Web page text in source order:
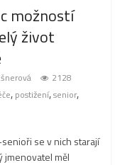
možností
život
2128
, postižení,senior,
se v nich starají
jmenovatel měl